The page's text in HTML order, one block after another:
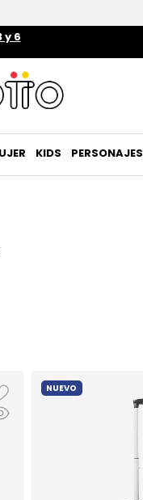
y 6
KIDS PERSONAJES
NUEVO